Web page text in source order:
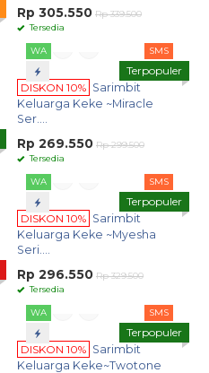
Rp 305.550 Rp 339.500
Tersedia
Terpopuler
WA SMS
DISKON 10% Sarimbit
Keluarga Keke ~Miracle
Ser....
Rp 269.550 Rp 299.500
Tersedia
Terpopuler
WA SMS
DISKON 10% Sarimbit
Keluarga Keke ~Myesha
Seri....
Rp 296.550 Rp 329.500
Tersedia
Terpopuler
WA SMS
DISKON 10% Sarimbit
Keluarga Keke~Twotone